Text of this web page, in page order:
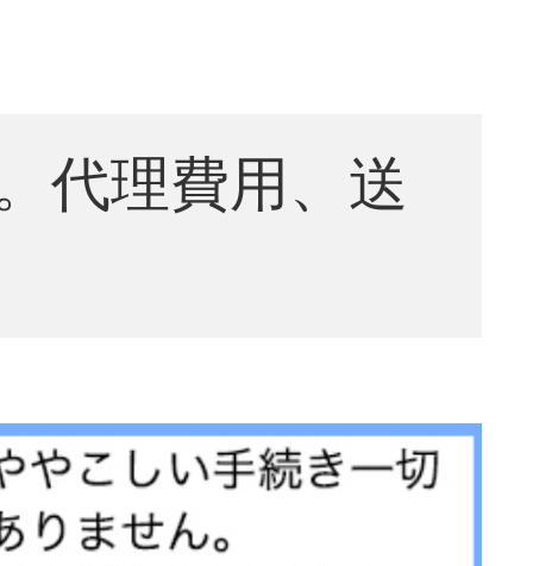
代理費用、送